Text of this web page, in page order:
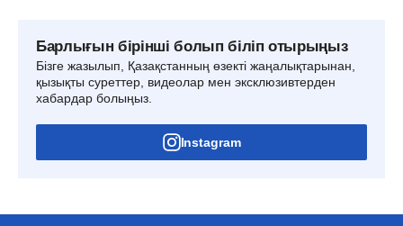
Барлығын бірінші болып біліп отырыңыз
Бізге жазылып, Қазақстанның өзекті жаңалықтарынан,
қызықты суреттер, видеолар мен эксклюзивтерден
хабардар болыңыз.
Instagram